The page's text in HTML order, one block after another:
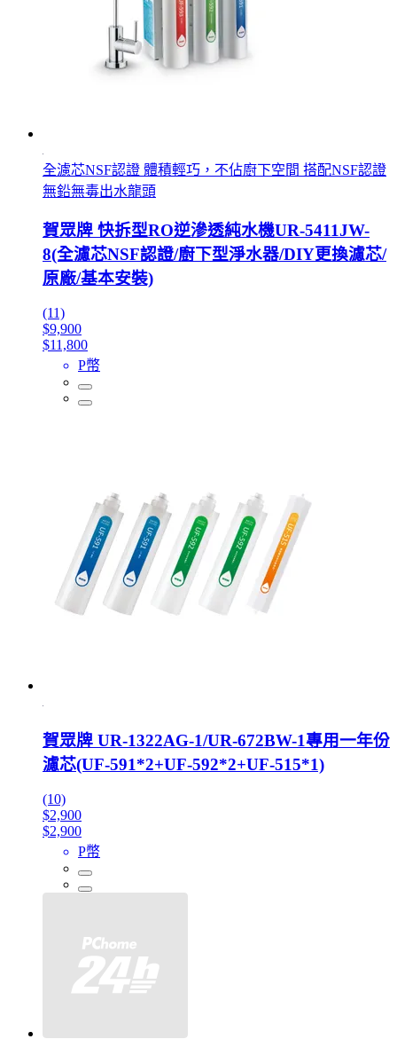
全濾芯NSF認證 體積輕巧，不佔廚下空間 搭配NSF認證
無鉛無毒出水龍頭
賀眾牌 快拆型RO逆滲透純水機UR-5411JW-
8(全濾芯NSF認證/廚下型淨水器/DIY更換濾芯/
原廠/基本安裝)
(11)
$9,900
$11,800
P幣
賀眾牌 UR-1322AG-1/UR-672BW-1專用一年份
濾芯(UF-591*2+UF-592*2+UF-515*1)
(10)
$2,900
$2,900
P幣